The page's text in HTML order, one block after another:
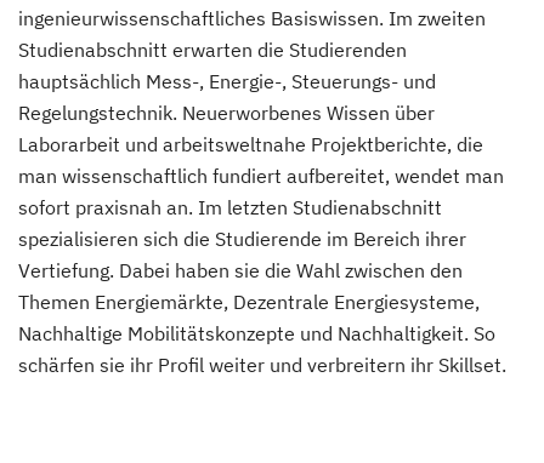
ingenieurwissenschaftliches Basiswissen. Im zweiten
Studienabschnitt erwarten die Studierenden
hauptsächlich Mess-, Energie-, Steuerungs- und
Regelungstechnik. Neuerworbenes Wissen über
Laborarbeit und arbeitsweltnahe Projektberichte, die
man wissenschaftlich fundiert aufbereitet, wendet man
sofort praxisnah an. Im letzten Studienabschnitt
spezialisieren sich die Studierende im Bereich ihrer
Vertiefung. Dabei haben sie die Wahl zwischen den
Themen Energiemärkte, Dezentrale Energiesysteme,
Nachhaltige Mobilitätskonzepte und Nachhaltigkeit. So
schärfen sie ihr Profil weiter und verbreitern ihr Skillset.